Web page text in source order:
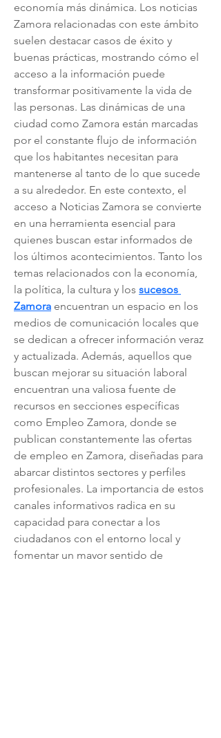
economía más dinámica. Los noticias
Zamora relacionadas con este ámbito
suelen destacar casos de éxito y
buenas prácticas, mostrando cómo el
acceso a la información puede
transformar positivamente la vida de
las personas. Las dinámicas de una
ciudad como Zamora están marcadas
por el constante flujo de información
que los habitantes necesitan para
mantenerse al tanto de lo que sucede
a su alrededor. En este contexto, el
acceso a Noticias Zamora se convierte
en una herramienta esencial para
quienes buscan estar informados de
los últimos acontecimientos. Tanto los
temas relacionados con la economía,
la política, la cultura y los sucesos
Zamora encuentran un espacio en los
medios de comunicación locales que
se dedican a ofrecer información veraz
y actualizada. Además, aquellos que
buscan mejorar su situación laboral
encuentran una valiosa fuente de
recursos en secciones específicas
como Empleo Zamora, donde se
publican constantemente las ofertas
de empleo en Zamora, diseñadas para
abarcar distintos sectores y perfiles
profesionales. La importancia de estos
canales informativos radica en su
capacidad para conectar a los
ciudadanos con el entorno local y
fomentar un mayor sentido de